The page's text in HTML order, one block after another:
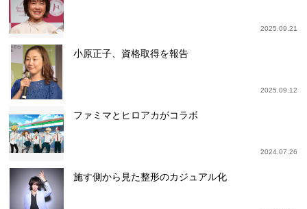
2025.09.21
小原正子、資格取得を報告
2025.09.12
ファミマとヒロアカがコラボ
2024.07.26
施す側から見た整形のカジュアル化